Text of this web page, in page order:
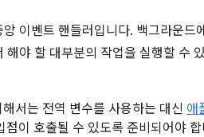
이벤트 핸들러입니다. 백그라운드
야 할 대부분의 작업을 실행할 수
서는 전역 변수를 사용하는 대신 애
이 호출될 수 있도록 준비되어야 합